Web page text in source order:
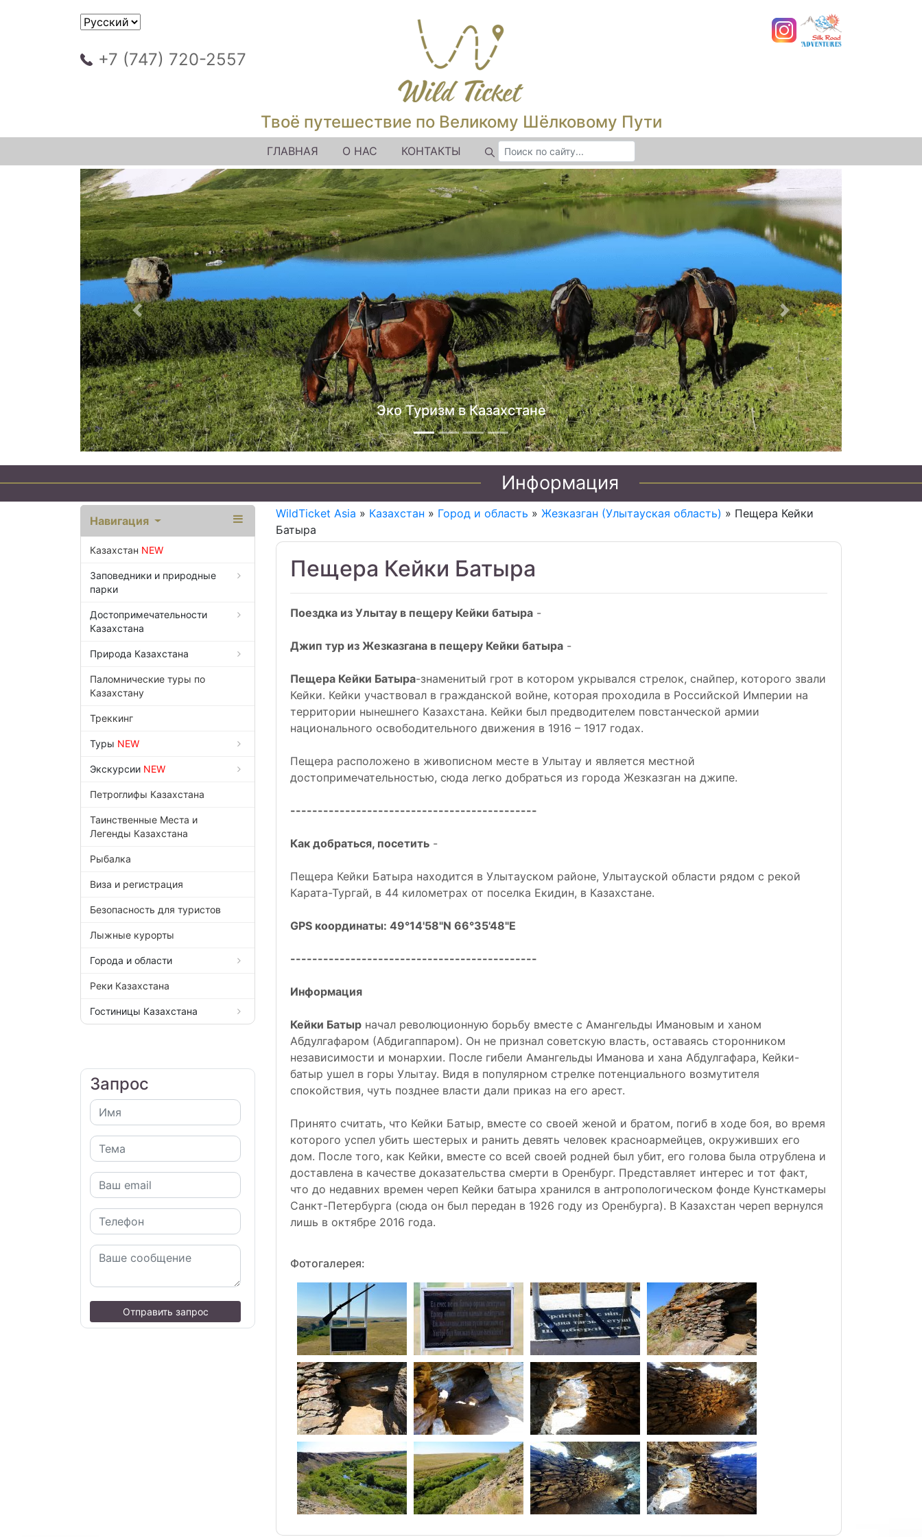
+7 (747) 720-2557
Твоё путешествие по Великому Шёлковому Пути
ГЛАВНАЯ О НАС КОНТАКТЫ
Джип туры по Казахстану
Предыдущий Следующий
Информация
Навигация
Казахстан NEW
Заповедники и природные
парки
Достопримечательности
Казахстана
Природа Казахстана
Паломнические туры по
Казахстану
Треккинг
Туры NEW
Экскурсии NEW
Петроглифы Казахстана
Таинственные Места и
Легенды Казахстана
Рыбалка
Виза и регистрация
Безопасность для туристов
Лыжные курорты
Города и области
Реки Казахстана
Гостиницы Казахстана
Запрос
Отправить запрос
WildTicket Asia » Казахстан » Город и область » Жезказган (Улытауская область) » Пещера Кейки
Батыра
Пещера Кейки Батыра
Поездка из Улытау в пещеру Кейки батыра -
Джип тур из Жезказгана в пещеру Кейки батыра -
Пещера Кейки Батыра-знаменитый грот в котором укрывался стрелок, снайпер, которого звали
Кейки. Кейки участвовал в гражданской войне, которая проходила в Российской Империи на
территории нынешнего Казахстана. Кейки был предводителем повстанческой армии
национального освободительного движения в 1916 – 1917 годах.
Пещера расположено в живописном месте в Улытау и является местной
достопримечательностью, сюда легко добраться из города Жезказган на джипе.
---------------------------------------------
Как добраться, посетить -
Пещера Кейки Батыра находится в Улытауском районе, Улытауской области рядом с рекой
Карата-Тургай, в 44 километрах от поселка Екидин, в Казахстане.
GPS координаты: 49°14'58"N 66°35'48"E
---------------------------------------------
Информация
Кейки Батыр начал революционную борьбу вместе с Амангельды Имановым и ханом
Абдулгафаром (Абдигаппаром). Он не признал советскую власть, оставаясь сторонником
независимости и монархии. После гибели Амангельды Иманова и хана Абдулгафара, Кейки-
батыр ушел в горы Улытау. Видя в популярном стрелке потенциального возмутителя
спокойствия, чуть позднее власти дали приказ на его арест.
Принято считать, что Кейки Батыр, вместе со своей женой и братом, погиб в ходе боя, во время
которого успел убить шестерых и ранить девять человек красноармейцев, окруживших его
дом. После того, как Кейки, вместе со всей своей родней был убит, его голова была отрублена и
доставлена в качестве доказательства смерти в Оренбург. Представляет интерес и тот факт,
что до недавних времен череп Кейки батыра хранился в антропологическом фонде Кунсткамеры
Санкт-Петербурга (сюда он был передан в 1926 году из Оренбурга). В Казахстан череп вернулся
лишь в октябре 2016 года.
Фотогалерея: